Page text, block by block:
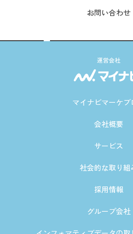
お問い合わせ
運営会社
マイナビマーケブ
会社概要
サービス
社会的な取り組
採用情報
グループ会社